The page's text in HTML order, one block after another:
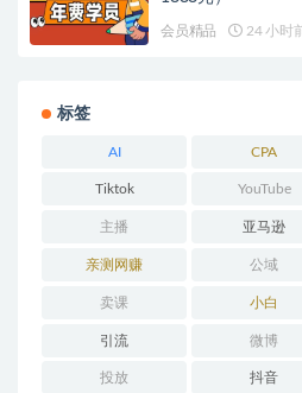
会员精品 24 小时
标签
AI CPA
Tiktok YouTube
主播 亚马逊
亲测网赚 公域
卖课 小白
引流 微博
投放 抖音